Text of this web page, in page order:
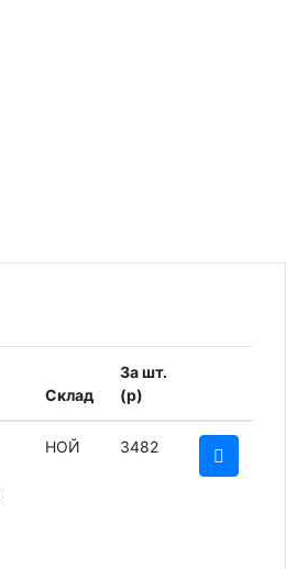
Склад
За шт.
(p)
НОЙ 3482